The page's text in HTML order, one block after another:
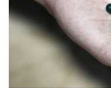
Od czasu głośnych
generalnego, Jeff